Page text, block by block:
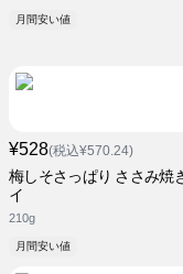
月間安い値
¥528(税込¥570.24)
梅しそさっぱり ささみ焼
イ
210g
月間安い値